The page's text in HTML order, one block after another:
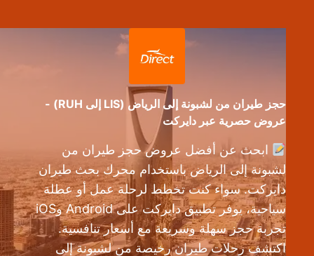
حجز طيران من لشبونة إلى الرياض (LIS إلى RUH) -
عروض حصرية عبر دايركت
ابحث عن أفضل عروض حجز طيران من
لشبونة إلى الرياض باستخدام محرك بحث طيران
دايركت. سواء كنت تخطط لرحلة عمل أو عطلة
سياحية، يوفر تطبيق دايركت على Android وiOS
تجربة حجز سهلة وسريعة مع أسعار تنافسية.
اكتشف رحلات طيران رخيصة من لشبونة إلى